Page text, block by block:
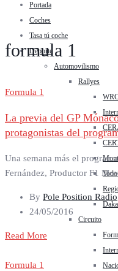
Portada
Coches
Tasa tú coche
Deporte
Automovilismo
Rallyes
Circuito
formula 1
Formula 1
La previa del GP
protagonistas del
Una semana más el
Fernández, Productor F1
By Pole Position Radio
24/05/2016
Read More
Formula 1